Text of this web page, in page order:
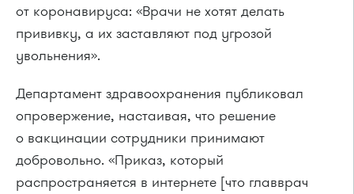
от коронавируса: «Врачи не хотят делать
прививку, а их заставляют под угрозой
увольнения».
Департамент здравоохранения публиковал
опровержение, настаивая, что решение
о вакцинации сотрудники принимают
добровольно. «Приказ, который
распространяется в интернете [что главврач